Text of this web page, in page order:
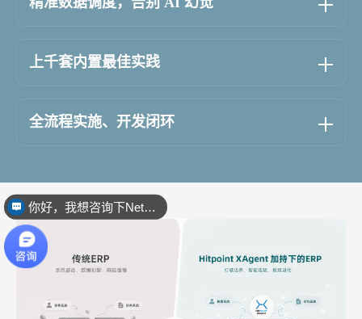
上千套内置最佳实践
‌全流程实施、开发闭环
你好，我想咨询下NetSuite